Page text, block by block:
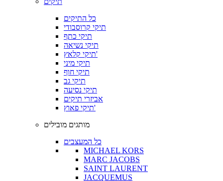
כל התיקים
תיקי קרוסבודי
תיקי כתף
תיקי נשיאה
תיקי קלאץ'
תיקי מיני
תיקי חוף
תיקי גב
תיקי נסיעה
אביזרי תיקים
תיקי פאוץ'
מותגים מובילים
כל המעצבים
MICHAEL KORS
MARC JACOBS
SAINT LAURENT
JACQUEMUS